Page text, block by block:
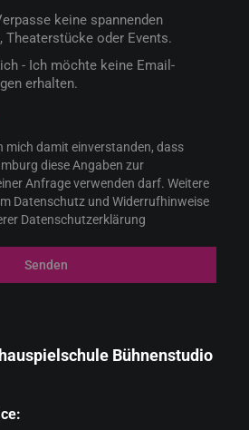
keine spannenden
Theaterstücke oder Events.
- Ich möchte keine Email-
erhalten.
mich damit einverstanden, dass
diese Angaben zur
Anfrage verwenden darf. Weitere
Datenschutz und Widerrufhinweise
Datenschutzerklärung
Senden
Bühnenstudio